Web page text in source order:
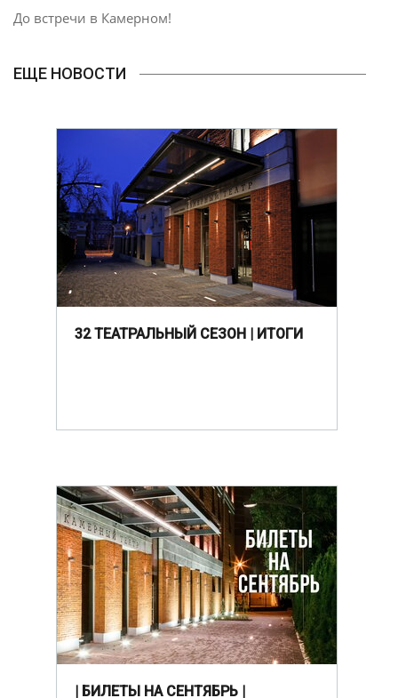
До встречи в Камерном!
ЕЩЕ НОВОСТИ
32 ТЕАТРАЛЬНЫЙ СЕЗОН | ИТОГИ
| БИЛЕТЫ НА СЕНТЯБРЬ |